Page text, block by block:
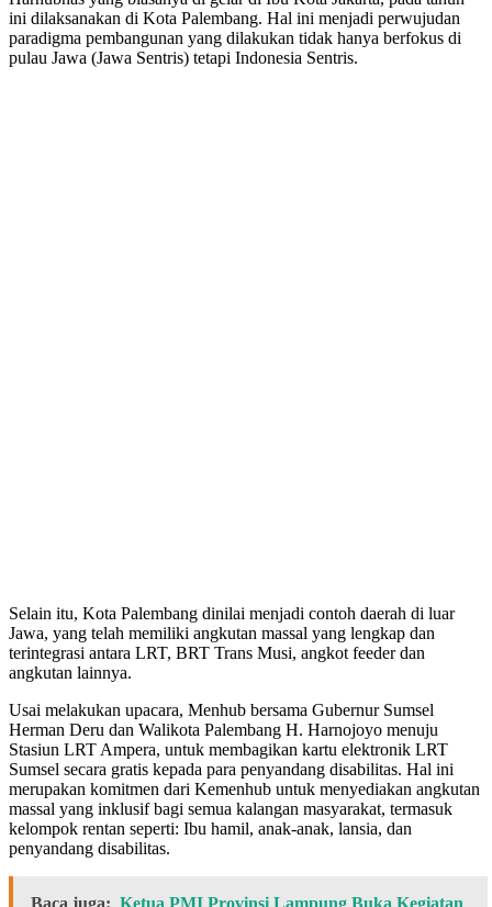
ini dilaksanakan di Kota Palembang. Hal ini menjadi perwujudan
paradigma pembangunan yang dilakukan tidak hanya berfokus di
pulau Jawa (Jawa Sentris) tetapi Indonesia Sentris.
Selain itu, Kota Palembang dinilai menjadi contoh daerah di luar
Jawa, yang telah memiliki angkutan massal yang lengkap dan
terintegrasi antara LRT, BRT Trans Musi, angkot feeder dan
angkutan lainnya.
Usai melakukan upacara, Menhub bersama Gubernur Sumsel
Herman Deru dan Walikota Palembang H. Harnojoyo menuju
Stasiun LRT Ampera, untuk membagikan kartu elektronik LRT
Sumsel secara gratis kepada para penyandang disabilitas. Hal ini
merupakan komitmen dari Kemenhub untuk menyediakan angkutan
massal yang inklusif bagi semua kalangan masyarakat, termasuk
kelompok rentan seperti: Ibu hamil, anak-anak, lansia, dan
penyandang disabilitas.